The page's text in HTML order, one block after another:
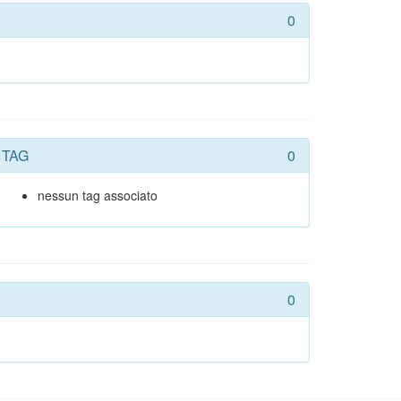
0
TAG 0
nessun tag associato
0